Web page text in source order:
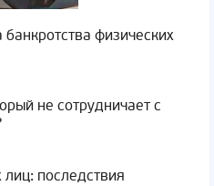
физических
не сотрудничает с
лиц: последствия